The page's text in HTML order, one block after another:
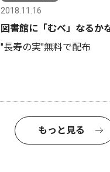
2018.11.16
図書館に「むべ」なるか
"長寿の実"無料で配布
もっと見る